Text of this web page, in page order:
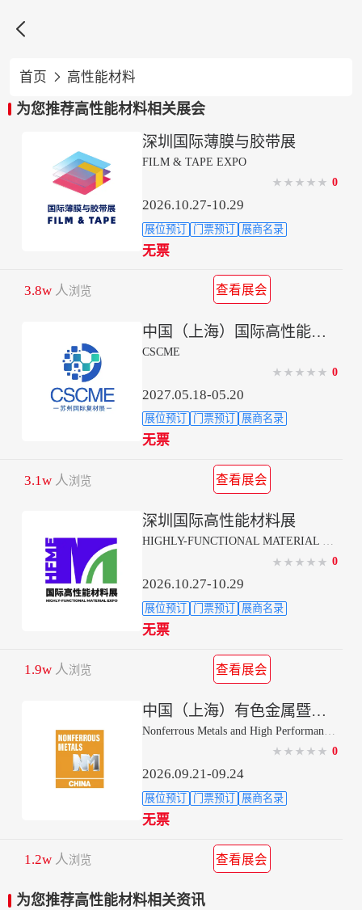

首页  高性能材料
为您推荐高性能材料相关展会
深圳国际薄膜与胶带展
FILM & TAPE EXPO
★ ★ ★ ★ ★ 0
2026.10.27-10.29
展位预订 门票预订 展商名录
无票
3.8w人浏览 查看展会
中国（上海）国际高性能复合材料展览会
CSCME
★ ★ ★ ★ ★ 0
2027.05.18-05.20
展位预订 门票预订 展商名录
无票
3.1w人 浏览 查看展会
深圳国际高性能材料展
HIGHLY-FUNCTIONAL MATERIAL EXPO
★ ★ ★ ★ ★ 0
2026.10.27-10.29
展位预订 门票预订 展商名录
无票
1.9w人浏览 查看展会
中国（上海）有色金属暨高性能合金材料展览会
★ ★ ★ ★ ★ 0
2026.09.21-09.24
展位预订 门票预订 展商名录
无票
1.2w人浏览 查看展会
为您推荐高性能材料相关资讯